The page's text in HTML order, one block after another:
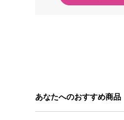
あなたへのおすすめ商品